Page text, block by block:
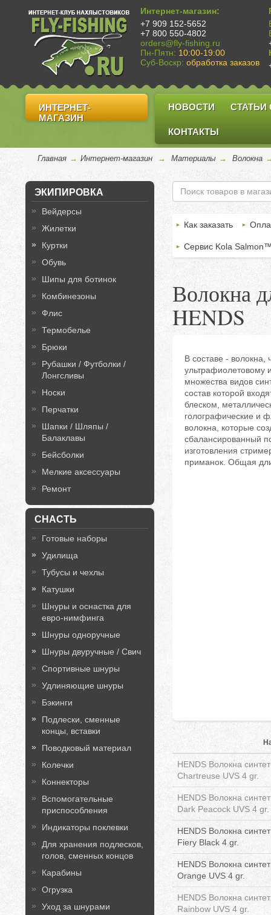
Интернет-магазин:
+7 909 152-5652
+7 800 550-4802
orders@fly-fishing.ru
Пн-Пятн: 10:00-19:00
Суб-Воскр: обработка заказов
ИНТЕРНЕТ-
МАГАЗИН
НОВОСТИ СТАТЬИ
КОНТАКТЫ
Главная → Интернет-магазин → Материалы → Волокна
ЭКИПИРОВКА
Вейдерсы
Жилетки
Куртки
Обувь
Шипы для ботинок
Комбинезоны
Флис
Термобелье
Брюки
Рубашки / Футболки /
Лонгсливы
Носки
Перчатки
Шапки / Шляпы /
Балаклавы
Бейсболки
Мелкие аксессуары
Ремонт
СНАСТЬ
Готовые наборы
Удилища
Тубусы и чехлы
Катушки
Шнуры и оснастка для
евро-нимфинга
Шнуры одноручные
Шнуры двуручные / Свич
Спортивные шнуры
Удлиняющие шнуры
Бэкинги
Подлески, сменные
концы, вставки
Поводковый материал
Колечки
Коннекторы
Вспомогательные
приспособления
Индикаторы поклевки
Для хранения подлесков,
голов, сменных концов
Карабины
Огрузка
Уход за шнурами
Как заказать
Сервис Kola
Волокна
HENDS
В составе - волокна,
ультрафиолетовому
множества видов
состав которой
блеском,
голографические и
волокна, которые
сбалансированный
изготовления
приманок. Общая
HENDS Волокна
Chartreuse UVS 4 gr.
HENDS Волокна
Dark Peacock UVS 4 gr.
HENDS Волокна
Fiery Black 4 gr.
HENDS Волокна
Orange UVS 4 gr.
HENDS Волокна
Rainbow UVS 4 gr.